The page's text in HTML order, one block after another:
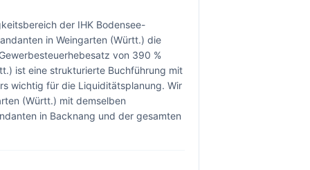
der IHK Bodensee-
in Weingarten (Württ.) die
von 390 %
ist eine strukturierte Buchführung mit
wichtig für die Liquiditätsplanung. Wir
(Württ.) mit demselben
in Backnang und der gesamten